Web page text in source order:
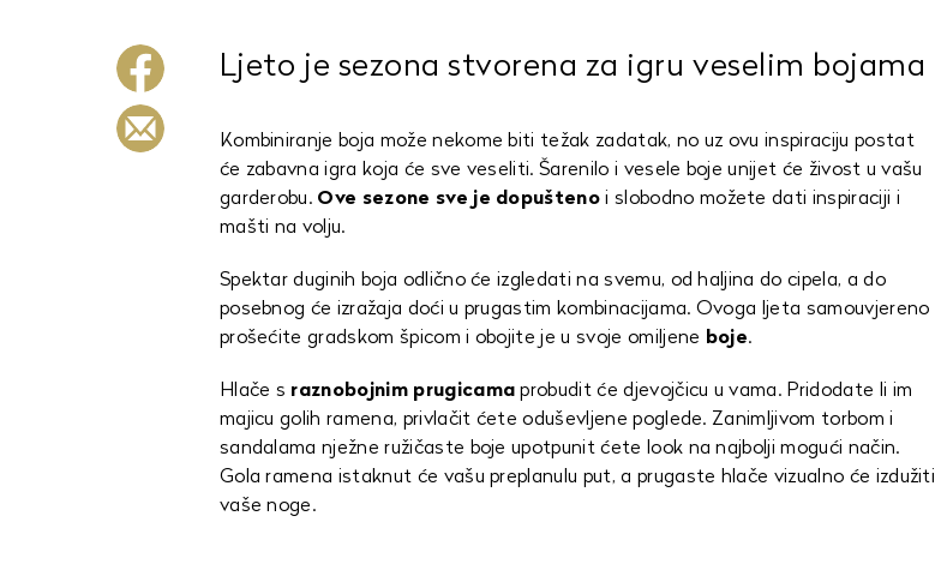
Ljeto je sezona stvorena za igru veselim bojama
Kombiniranje boja može nekome biti težak zadatak, no uz ovu inspiraciju postat
će zabavna igra koja će sve veseliti. Šarenilo i vesele boje unijet će živost u vašu
garderobu. Ove sezone sve je dopušteno i slobodno možete dati inspiraciji i
mašti na volju.
Spektar duginih boja odlično će izgledati na svemu, od haljina do cipela, a do
posebnog će izražaja doći u prugastim kombinacijama. Ovoga ljeta samouvjereno
prošećite gradskom špicom i obojite je u svoje omiljene boje.
Hlače s raznobojnim prugicama probudit će djevojčicu u vama. Pridodate li im
majicu golih ramena, privlačit ćete oduševljene poglede. Zanimljivom torbom i
sandalama nježne ružičaste boje upotpunit ćete look na najbolji mogući način.
Gola ramena istaknut će vašu preplanulu put, a prugaste hlače vizualno će izdužiti
vaše noge.